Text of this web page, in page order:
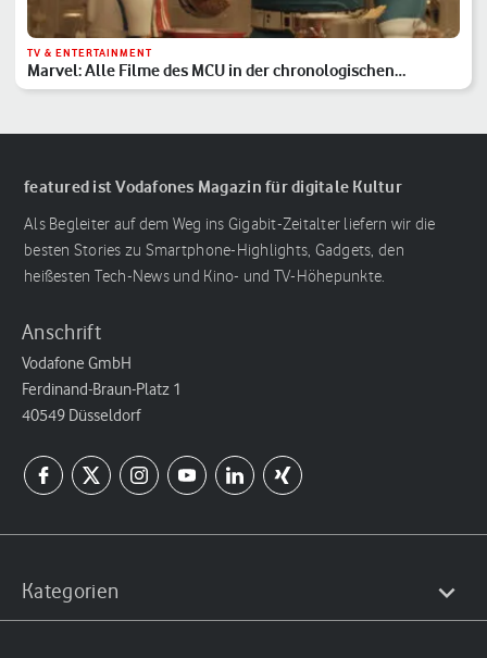
TV & ENTERTAINMENT
Marvel: Alle Filme des MCU in der chronologischen
Reihenfolge
featured ist Vodafones Magazin für digitale Kultur
Als Begleiter auf dem Weg ins Gigabit-Zeitalter liefern wir die
besten Stories zu Smartphone-Highlights, Gadgets, den
heißesten Tech-News und Kino- und TV-Höhepunkte.
Anschrift
Vodafone GmbH
Ferdinand-Braun-Platz 1
40549 Düsseldorf
Kategorien